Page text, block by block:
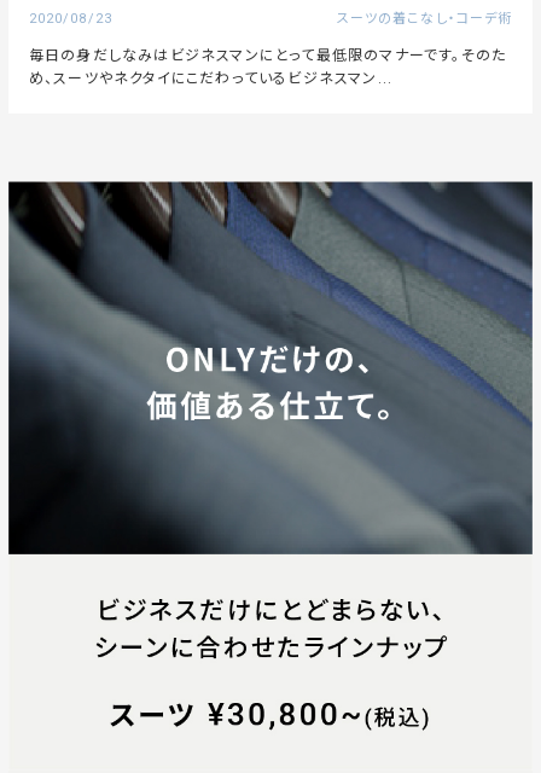
2020/08/23 スーツの着こなし・コーデ術
毎日の身だしなみはビジネスマンにとって最低限のマナーです。そのた
め、スーツやネクタイにこだわっているビジネスマン...